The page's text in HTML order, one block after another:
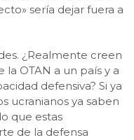
sería dejar fuera a
¿Realmente creen
OTAN a un país y a
defensiva? Si ya
ucranianos ya saben
que estas
de la defensa